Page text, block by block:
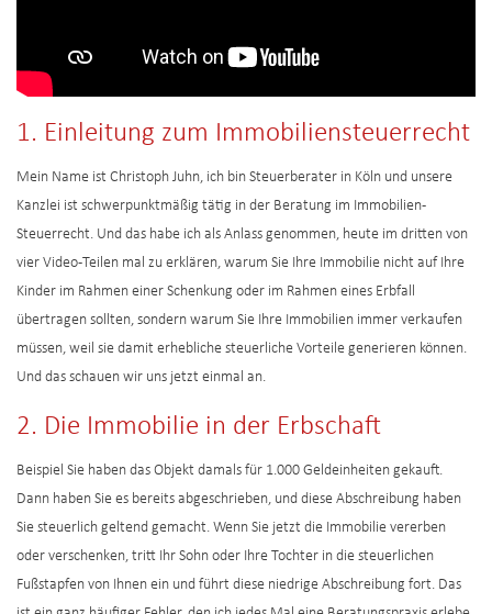
1. Einleitung zum Immobiliensteuerrecht
Mein Name ist Christoph Juhn, ich bin Steuerberater in Köln und unsere
Kanzlei ist schwerpunktmäßig tätig in der Beratung im Immobilien-
Steuerrecht. Und das habe ich als Anlass genommen, heute im dritten von
vier Video-Teilen mal zu erklären, warum Sie Ihre Immobilie nicht auf Ihre
Kinder im Rahmen einer Schenkung oder im Rahmen eines Erbfall
übertragen sollten, sondern warum Sie Ihre Immobilien immer verkaufen
müssen, weil sie damit erhebliche steuerliche Vorteile generieren können.
Und das schauen wir uns jetzt einmal an.
2. Die Immobilie in der Erbschaft
Beispiel Sie haben das Objekt damals für 1.000 Geldeinheiten gekauft.
Dann haben Sie es bereits abgeschrieben, und diese Abschreibung haben
Sie steuerlich geltend gemacht. Wenn Sie jetzt die Immobilie vererben
oder verschenken, tritt Ihr Sohn oder Ihre Tochter in die steuerlichen
Fußstapfen von Ihnen ein und führt diese niedrige Abschreibung fort. Das